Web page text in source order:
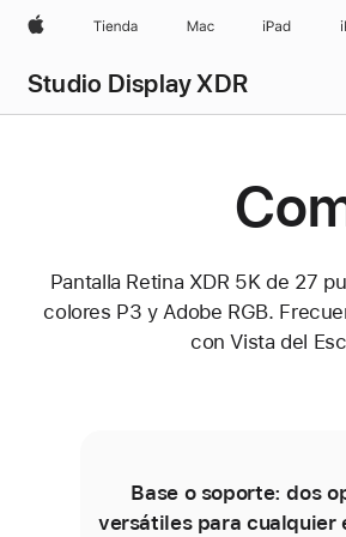
AppleTienda Mac iPad
Studio Display XDR
Pantalla Retina XDR 5K de 27
colores P3 y Adobe RGB.
con Vista del
Base o soporte: dos
versátiles para cualquier